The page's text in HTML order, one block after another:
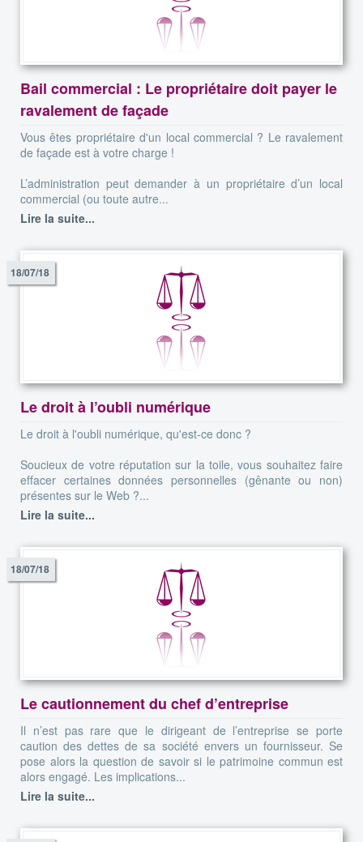
Bail commercial : Le propriétaire doit payer le
ravalement de façade
Vous êtes propriétaire d'un local commercial ? Le ravalement
de façade est à votre charge !
L’administration peut demander à un propriétaire d’un local
commercial (ou toute autre...
Lire la suite...
18/07/18
Le droit à l’oubli numérique
Le droit à l'oubli numérique, qu'est-ce donc ?
Soucieux de votre réputation sur la toile, vous souhaitez faire
effacer certaines données personnelles (gênante ou non)
présentes sur le Web ?...
Lire la suite...
18/07/18
Le cautionnement du chef d’entreprise
Il n’est pas rare que le dirigeant de l’entreprise se porte
caution des dettes de sa société envers un fournisseur. Se
pose alors la question de savoir si le patrimoine commun est
alors engagé. Les implications...
Lire la suite...